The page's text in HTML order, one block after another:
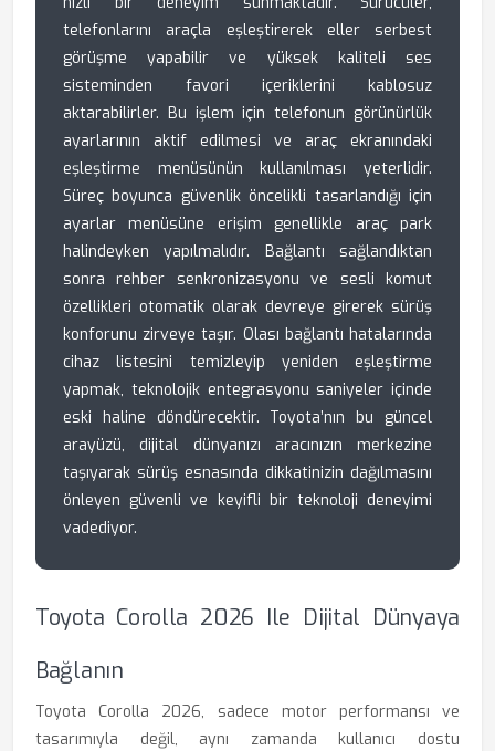
telefonlarını araçla eşleştirerek eller serbest
görüşme yapabilir ve yüksek kaliteli ses
sisteminden favori içeriklerini kablosuz
aktarabilirler. Bu işlem için telefonun görünürlük
ayarlarının aktif edilmesi ve araç ekranındaki
eşleştirme menüsünün kullanılması yeterlidir.
Süreç boyunca güvenlik öncelikli tasarlandığı için
ayarlar menüsüne erişim genellikle araç park
halindeyken yapılmalıdır. Bağlantı sağlandıktan
sonra rehber senkronizasyonu ve sesli komut
özellikleri otomatik olarak devreye girerek sürüş
konforunu zirveye taşır. Olası bağlantı hatalarında
cihaz listesini temizleyip yeniden eşleştirme
yapmak, teknolojik entegrasyonu saniyeler içinde
eski haline döndürecektir. Toyota’nın bu güncel
arayüzü, dijital dünyanızı aracınızın merkezine
taşıyarak sürüş esnasında dikkatinizin dağılmasını
önleyen güvenli ve keyifli bir teknoloji deneyimi
vadediyor.
Toyota Corolla 2026 Ile Dijital Dünyaya
Bağlanın
Toyota Corolla 2026, sadece motor performansı ve
tasarımıyla değil, aynı zamanda kullanıcı dostu